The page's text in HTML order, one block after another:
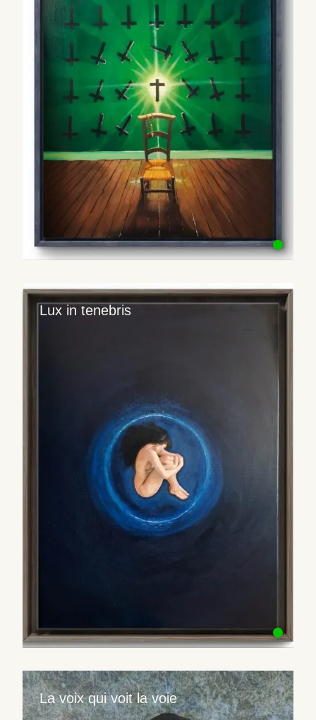
Lux in tenebris
La voix qui voit la voie